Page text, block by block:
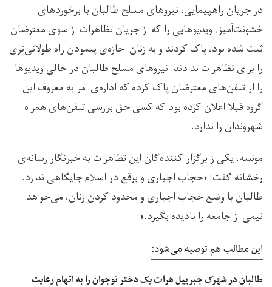
در جریان راهپیمایی، نیروهای مسلح طالبان با برخوردهای
خشونت‌آمیز، ویدیوهایی را که از جریان تظاهرات از سوی معترضان
ثبت شده بود، پاک کردند و به زنان اجازه‌ی پیمودن راه طولانی‌تری
را برای تظاهرات ندادند. نیروهای مسلح طالبان در حالی ویدیوها
را از تلفن‌های معترضان پاک کرده که اداره‌ی امر به معروف این
گروه قبلا اعلان کرده بود که کسی حق بررسی تلفن‌های همراه
شهروندان را ندارد.
مونسه، یکی‌از برگزار کننده‌گان این تظاهرات به خبرنگار رسانه‌ی
رخشانه گفت: «حجاب اجباری و برقع در اسلام جایگاهی ندارد.
طالبان با وضع حجاب اجباری و محدود کردن زنان، می‌خواهد
نیمی از جامعه را نادیده بگیرد.»
این مطالب هم توصیه می‌شود:
طالبان در شهرک جبرییل هرات یک دختر نوجوان را به اتهام رعایت